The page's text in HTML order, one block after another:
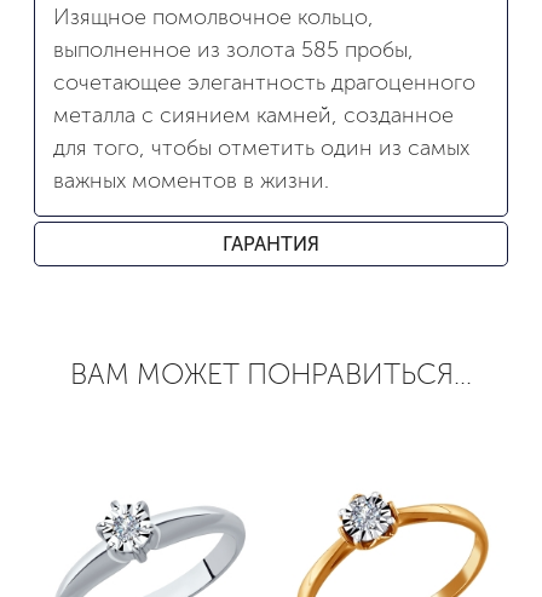
Изящное помолвочное кольцо,
выполненное из золота 585 пробы,
сочетающее элегантность драгоценного
металла с сиянием камней, созданное
для того, чтобы отметить один из самых
важных моментов в жизни.
ГАРАНТИЯ
ВАМ МОЖЕТ ПОНРАВИТЬСЯ...